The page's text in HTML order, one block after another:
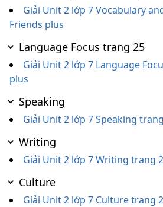
Giải Unit 2 lớp 7 Vocabulary
Friends plus
Language Focus trang 25
Giải Unit 2 lớp 7 Language
plus
Speaking
Giải Unit 2 lớp 7 Speaking
Writing
Giải Unit 2 lớp 7 Writing trang
Culture
Giải Unit 2 lớp 7 Culture trang